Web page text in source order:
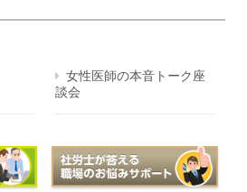
女性医師の本音トーク座
談会